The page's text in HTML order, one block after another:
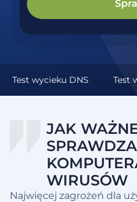
Test wycieku DNS Test
Najwięcej zagrożeń dla
JAK
WIRUSÓW